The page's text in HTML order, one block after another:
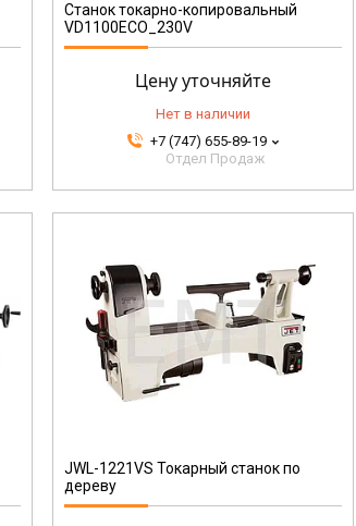
Станок токарно-копировальный
VD1100ECO_230V
Цену уточняйте
Нет в наличии
+7 (747) 655-89-19
Отдел Продаж
JWL-1221VS Токарный станок по
дереву